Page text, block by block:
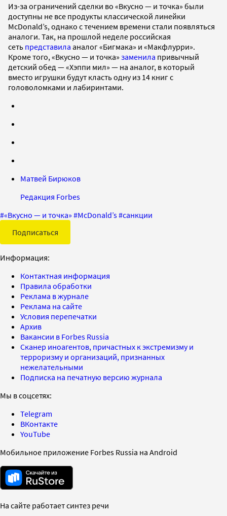
Из-за ограничений сделки во «Вкусно — и точка» были
доступны не все продукты классической линейки
McDonald’s, однако с течением времени стали появляться
аналоги. Так, на прошлой неделе российская
сеть представила аналог «Бигмака» и «Макфлурри».
Кроме того, «Вкусно — и точка» заменила привычный
детский обед — «Хэппи мил» — на аналог, в который
вместо игрушки будут класть одну из 14 книг с
головоломками и лабиринтами.
Матвей Бирюков
Редакция Forbes
#«Вкусно — и точка» #McDonald’s#санкции
Подписаться
Информация:
Контактная информация
Правила обработки
Реклама в журнале
Реклама на сайте
Условия перепечатки
Архив
Вакансии в Forbes Russia
Сканер иноагентов, причастных к экстремизму и
терроризму и организаций, признанных
нежелательными
Подписка на печатную версию журнала
Мы в соцсетях:
Telegram
ВКонтакте
YouTube
Мобильное приложение Forbes Russia на Android
На сайте работает синтез речи